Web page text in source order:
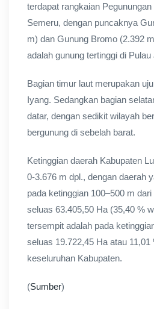
terdapat rangkaian
Semeru, dengan puncaknya
m) dan Gunung Bromo (2.392
adalah gunung tertinggi di Pulau
Bagian timur laut merupakan
Iyang. Sedangkan bagian
datar, dengan sedikit wilayah
bergunung di sebelah barat.
Ketinggian daerah Kabupaten
0-3.676 m dpl., dengan daerah
pada ketinggian 100–500 m
seluas 63.405,50 Ha (35,40 %
tersempit adalah pada
seluas 19.722,45 Ha atau 11,01
keseluruhan Kabupaten.
(Sumber)